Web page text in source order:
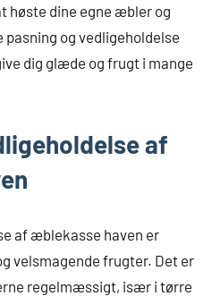
høste dine egne æbler og
og vedligeholdelse
dig glæde og frugt i mange
af
af æblekasse haven er
velsmagende frugter. Det er
regelmæssigt, især i tørre